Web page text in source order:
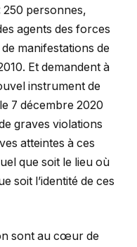
250 personnes,
agents des forces
manifestations de
Et demandent à
instrument de
7 décembre 2020
graves violations
atteintes à ces
que soit le lieu où
soit l’identité de ces
sont au cœur de